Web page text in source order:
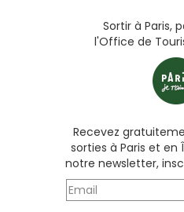
Sortir à Paris,
l'Office de
Recevez
sorties à Paris et en
notre newsletter,